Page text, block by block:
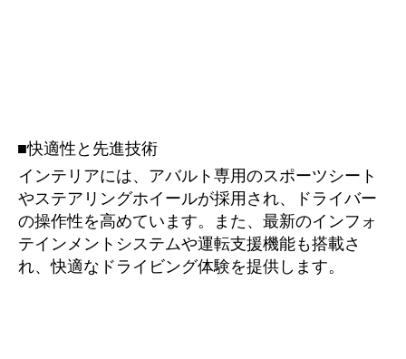
■快適性と先進技術
インテリアには、アバルト専用のスポーツシート
やステアリングホイールが採用され、ドライバー
の操作性を高めています。また、最新のインフォ
テインメントシステムや運転支援機能も搭載さ
れ、快適なドライビング体験を提供します。